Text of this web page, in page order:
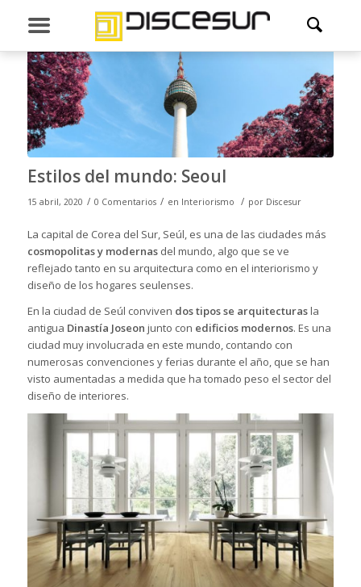
Estilos del mundo: Seoul
15 abril, 2020 / 0 Comentarios / en Interiorismo / por Discesur
La capital de Corea del Sur, Seúl, es una de las ciudades más
cosmopolitas y modernasdel mundo, algo que se ve
reflejado tanto en su arquitectura como en el interiorismo y
diseño de los hogares seulenses.
En la ciudad de Seúl conviven dos tipos se arquitecturasla
antigua Dinastía Joseon junto con edificios modernos. Es una
ciudad muy involucrada en este mundo, contando con
numerosas convenciones y ferias durante el año, que se han
visto aumentadas a medida que ha tomado peso el sector del
diseño de interiores.